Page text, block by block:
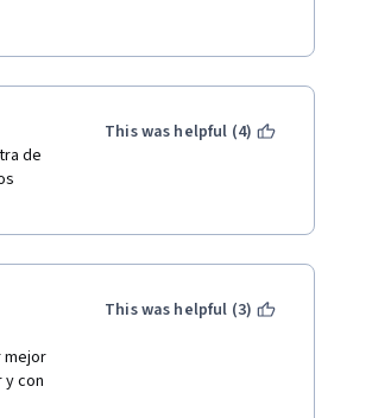
de
This was helpful (4)
mejor
con
This was helpful (3)